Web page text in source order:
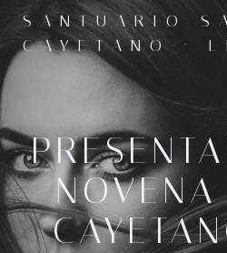
al
SANTUARIO
CAYETANO ·